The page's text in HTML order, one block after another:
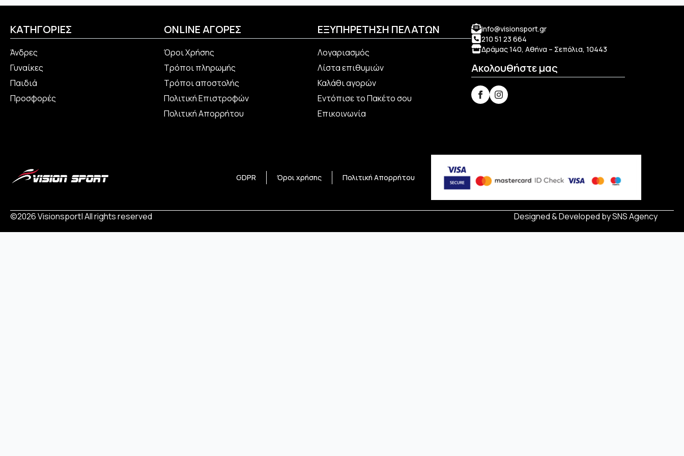
να
επιλεγούν
σελίδα
του
προϊόντος
να
επιλεγούν
στη
σελίδα
του
προϊόντος
να
επιλεγούν
στη
σελίδα
του
προϊόντος
να
επιλεγούν
στη
του
προϊόντος
ΚΑΤΗΓΟΡΙΕΣ
Άνδρες
Γυναίκες
Παιδιά
Προσφορές
ONLINE ΑΓΟΡΕΣ
Όροι Χρήσης
Τρόποι πληρωμής
Τρόποι αποστολής
Πολιτική Επιστροφών
Πολιτική Απορρήτου
ΕΞΥΠΗΡΕΤΗΣΗ ΠΕΛΑΤΩΝ
Λογαριασμός
Λίστα επιθυμιών
Καλάθι αγορών
Εντόπισε το Πακέτο σου
Επικοινωνία
info@visionsport.gr
210 51 23 664
Δράμας 140, Αθήνα – Σεπόλια, 10443
Ακολουθήστε μας
GDPR Όροι χρήσης Πολιτική Απορρήτου
©2026 Visionsport| All rights reserved Designed & Developed bySNS Agency